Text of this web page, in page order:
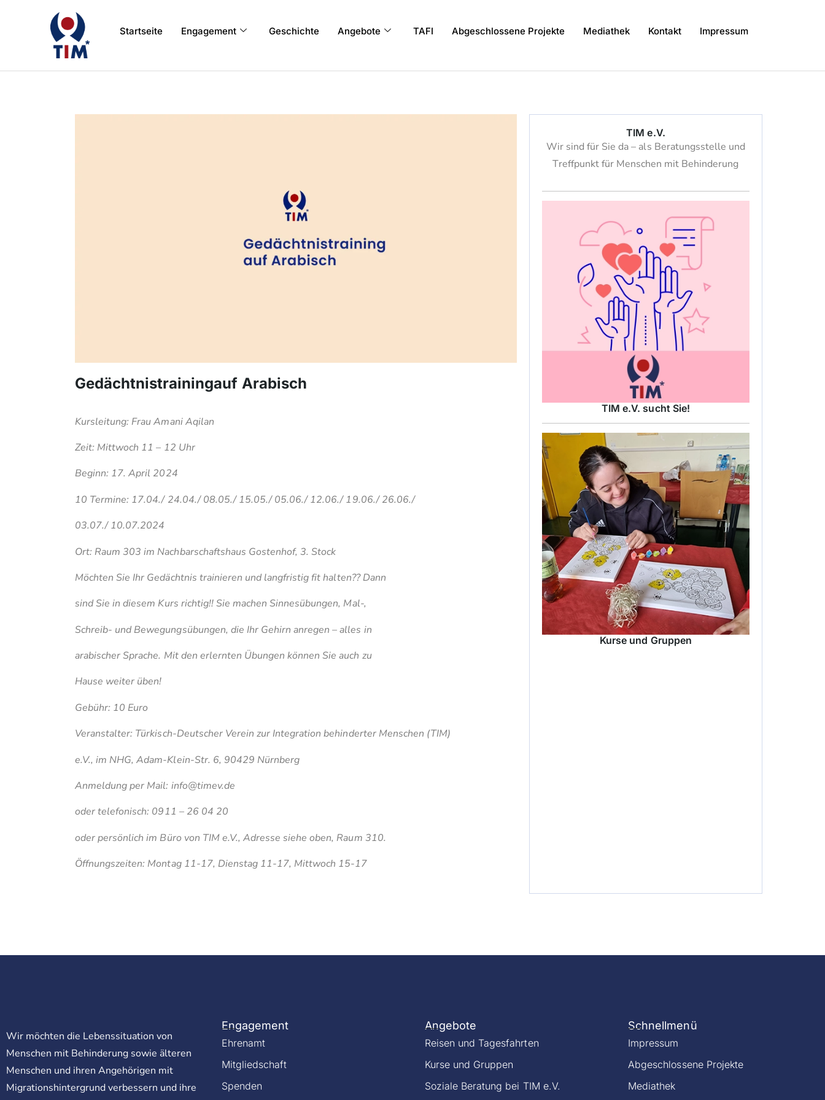
Startseite Engagement Geschichte Angebote TAFI Abgeschlossene Projekte Mediathek Kontakt Impressum
Gedächtnistrainingauf Arabisch
Kursleitung: Frau Amani Aqilan
Zeit: Mittwoch 11 – 12 Uhr
Beginn: 17. April 2024
10 Termine: 17.04./ 24.04./ 08.05./ 15.05./ 05.06./ 12.06./ 19.06./ 26.06./
03.07./ 10.07.2024
Ort: Raum 303 im Nachbarschaftshaus Gostenhof, 3. Stock
Möchten Sie Ihr Gedächtnis trainieren und langfristig fit halten?? Dann
sind Sie in diesem Kurs richtig!! Sie machen Sinnesübungen, Mal-,
Schreib- und Bewegungsübungen, die Ihr Gehirn anregen – alles in
arabischer Sprache. Mit den erlernten Übungen können Sie auch zu
Hause weiter üben!
Gebühr: 10 Euro
Veranstalter: Türkisch-Deutscher Verein zur Integration behinderter Menschen (TIM)
e.V., im NHG, Adam-Klein-Str. 6, 90429 Nürnberg
Anmeldung per Mail: info@timev.de
oder telefonisch: 0911 – 26 04 20
oder persönlich im Büro von TIM e.V., Adresse siehe oben, Raum 310.
Öffnungszeiten: Montag 11-17, Dienstag 11-17, Mittwoch 15-17
TIM e.V.
Wir sind für Sie da – als Beratungsstelle und
Treffpunkt für Menschen mit Behinderung
TIM e.V. sucht Sie!
Kurse und Gruppen
Wir möchten die Lebenssituation von
Menschen mit Behinderung sowie älteren
Menschen und ihren Angehörigen mit
Migrationshintergrund verbessern und ihre
Engagement
Ehrenamt
Mitgliedschaft
Spenden
Angebote
Reisen und Tagesfahrten
Kurse und Gruppen
Soziale Beratung bei TIM e.V.
Schnellmenü
Impressum
Abgeschlossene Projekte
Mediathek